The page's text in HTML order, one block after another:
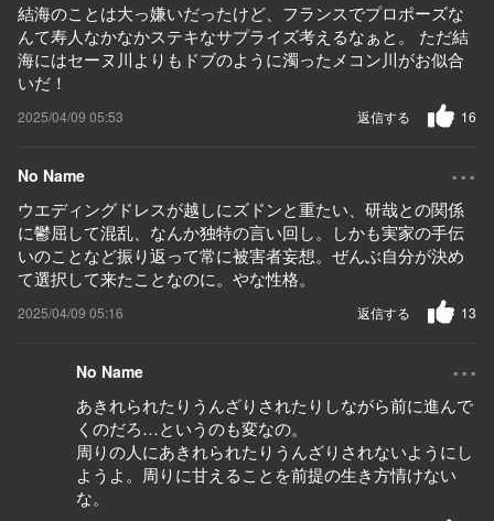
結海のことは大っ嫌いだったけど、フランスでプロポーズな
んて寿人なかなかステキなサプライズ考えるなぁと。 ただ結
海にはセーヌ川よりもドブのように濁ったメコン川がお似合
いだ！
2025/04/09 05:53 16
返信する
No Name ...
ウエディングドレスが越しにズドンと重たい、研哉との関係
に鬱屈して混乱、なんか独特の言い回し。しかも実家の手伝
いのことなど振り返って常に被害者妄想。ぜんぶ自分が決め
て選択して来たことなのに。やな性格。
2025/04/09 05:16 13
返信する
No Name ...
あきれられたりうんざりされたりしながら前に進んで
くのだろ…というのも変なの。
周りの人にあきれられたりうんざりされないようにし
ようよ。周りに甘えることを前提の生き方情けない
な。